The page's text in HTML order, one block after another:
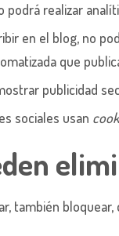
podrá realizar
en el blog, no
que
publicidad
sociales usan
también